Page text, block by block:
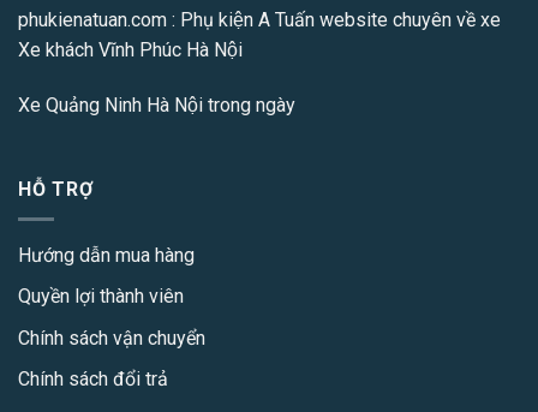
phukienatuan.com : Phụ kiện A Tuấn website chuyên về xe
Xe khách Vĩnh Phúc Hà Nội
Xe Quảng Ninh Hà Nội trong ngày
HỖ TRỢ
Hướng dẫn mua hàng
Quyền lợi thành viên
Chính sách vận chuyển
Chính sách đổi trả